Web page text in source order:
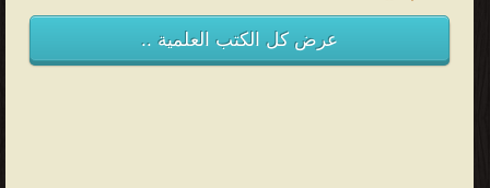
عرض كل الكتب العلمية ..